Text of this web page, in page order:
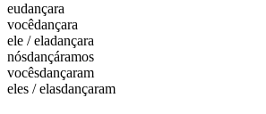
eudançara
vocêdançara
ele / eladançara
nósdançáramos
vocêsdançaram
eles / elasdançaram